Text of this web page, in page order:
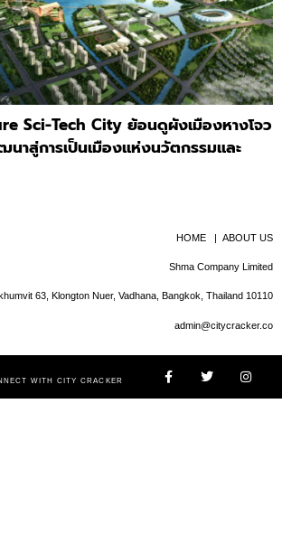
Sci-Tech City ย้อนดูผังเมืองหางโจว
าสู่การเป็นเมืองแห่งนวัตกรรมและ
HOME | ABOUT US
Shma Company Limited
63, Klongton Nuer, Vadhana, Bangkok, Thailand 10110
admin@citycracker.co
WITH CITY CRACKER